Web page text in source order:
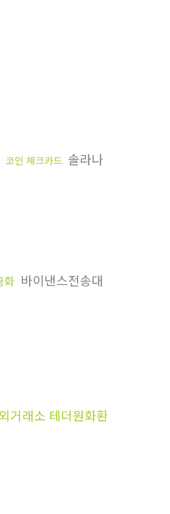
코인 체크카드 솔라나
화 바이낸스전송대
거래소 테더원화환